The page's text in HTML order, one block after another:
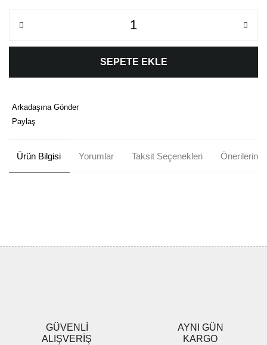
SEPETE EKLE
Arkadaşına Gönder
Paylaş
Ürün Bilgisi Yorumlar Taksit Seçenekleri Önerileriniz
Ürün fiyatı diğer sitelerden daha pahalı.
Bu ürüne benzer farklı alternatifler olmalı.
GÜVENLİ
ALIŞVERİŞ
AYNI GÜN
KARGO